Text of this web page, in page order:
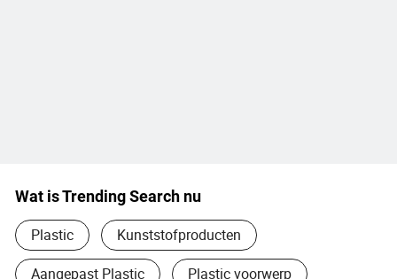
Wat is Trending Search nu
Plastic Kunststofproducten
Aangepast Plastic Plastic voorwerp